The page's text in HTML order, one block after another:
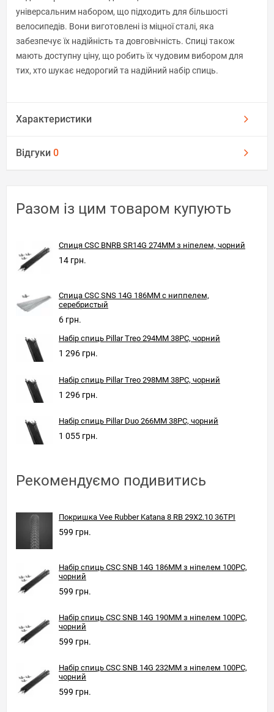
універсальним набором, що підходить для більшості
велосипедів. Вони виготовлені із міцної сталі, яка
забезпечує їх надійність та довговічність. Спиці також
мають доступну ціну, що робить їх чудовим вибором для
тих, хто шукає недорогий та надійний набір спиць.
Характеристики
Відгуки 0
Разом із цим товаром купують
Спиця CSC BNRB SR14G 274MM з ніпелем, чорний
14 грн.
Спица CSC SNS 14G 186MM с ниппелем,
серебристый
6 грн.
Набір спиць Pillar Treo 294MM 38PC, чорний
1 296 грн.
Набір спиць Pillar Treo 298MM 38PC, чорний
1 296 грн.
Набір спиць Pillar Duo 266MM 38PC, чорний
1 055 грн.
Рекомендуємо подивитись
Покришка Vee Rubber Katana 8 RB 29X2.10 36TPI
599 грн.
Набір спиць CSC SNB 14G 186MM з ніпелем 100PC,
чорний
599 грн.
Набір спиць CSC SNB 14G 190MM з ніпелем 100PC,
чорний
599 грн.
Набір спиць CSC SNB 14G 232MM з ніпелем 100PC,
чорний
599 грн.